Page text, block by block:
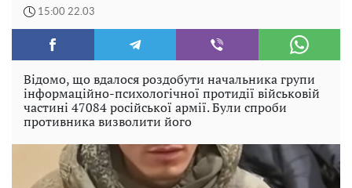
15:00 22.03
Відомо, що вдалося роздобути начальника групи
інформаційно-психологічної протидії військовій
частині 47084 російської армії. Були спроби
противника визволити його